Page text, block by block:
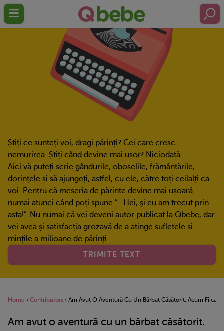
Știți ce sunteți voi, dragi părinți? Cei care cresc
nemurirea. Știți când devine mai ușor? Niciodată.
Aici vă puteți scrie gândurile, oboselile, frământările,
dorințele și să ajungeți, astfel, cu ele, către toți ceilalți ca
voi. Pentru că meseria de părinte devine mai ușoară
numai atunci când poți spune ”- Hei, și eu am trecut prin
asta!”. Nu numai că vei deveni autor publicat la Qbebe, dar
vei avea și satisfacția grozavă de a atinge sufletele și
mințile a milioane de părinți.
TRIMITE TEXT
Home › Contributors › Am Avut O Aventură Cu Un Bărbat Căsătorit. Acum Fiica
Am avut o aventură cu un bărbat căsătorit.